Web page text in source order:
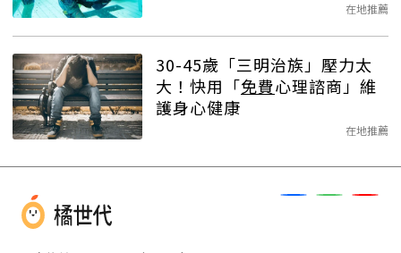
在地推薦
30-45歲「三明治族」壓力太
大！快用「免費心理諮商」維
護身心健康
在地推薦